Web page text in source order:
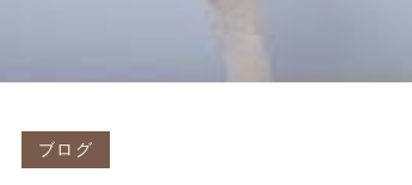
ブログ